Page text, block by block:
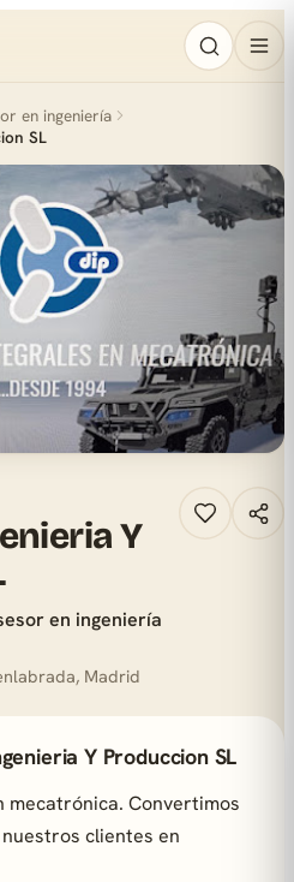
en ingeniería
SL
Y
en ingeniería
Madrid
Y Produccion SL
mecatrónica. Convertimos
clientes en